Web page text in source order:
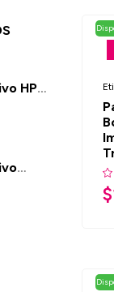
HP
(85A) /
$